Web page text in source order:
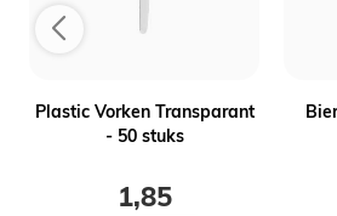
Plastic Vorken Transparant
- 50 stuks
1,85